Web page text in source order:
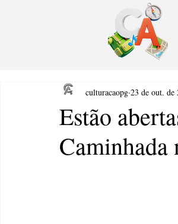
Estão
Caminhada
culturacaopg 23 de out. de